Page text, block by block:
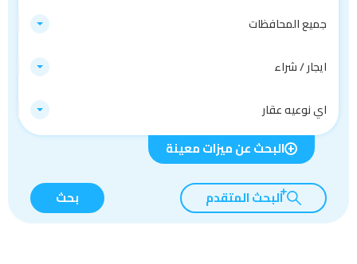
جميع المحافظات
ايجار / شراء
اي نوعيه عقار
البحث عن ميزات معينة
البحث المتقدم بحث